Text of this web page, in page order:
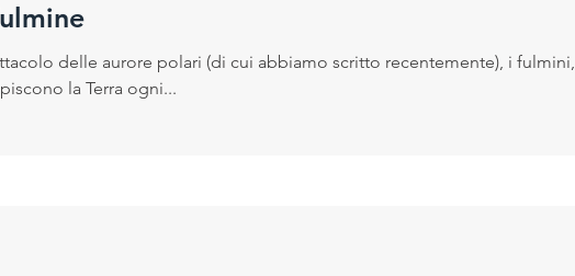
delle aurore polari (di cui abbiamo scritto recentemente), i fulmini,
la Terra ogni...